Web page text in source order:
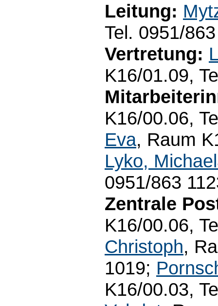
Leitung:
Tel. 0951/
Vertretung:
K16/01.09,
K16/00.06,
Eva, Raum
Lyko,
0951/863
Zentrale
K16/00.06,
Christoph,
1019;
K16/00.03,